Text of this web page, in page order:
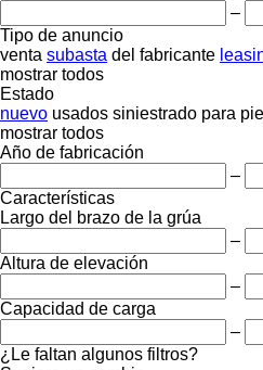
–
Tipo de anuncio
venta subasta del fabricante
mostrar todos
Estado
nuevo usados siniestrado para
mostrar todos
Año de fabricación
–
Características
Largo del brazo de la grúa
–
Altura de elevación
–
Capacidad de carga
–
¿Le faltan algunos filtros?